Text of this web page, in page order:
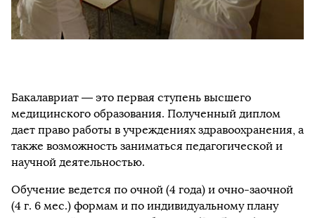
Бакалавриат — это первая ступень высшего
медицинского образования. Полученный диплом
дает право работы в учреждениях здравоохранения, а
также возможность заниматься педагогической и
научной деятельностью.
Обучение ведется по очной (4 года) и очно-заочной
(4 г. 6 мес.) формам и по индивидуальному плану